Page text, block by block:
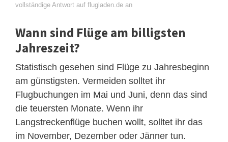
vollständige Antwort auf flugladen.de an
Wann sind Flüge am billigsten
Jahreszeit?
Statistisch gesehen sind Flüge zu Jahresbeginn
am günstigsten. Vermeiden solltet ihr
Flugbuchungen im Mai und Juni, denn das sind
die teuersten Monate. Wenn ihr
Langstreckenflüge buchen wollt, solltet ihr das
im November, Dezember oder Jänner tun.